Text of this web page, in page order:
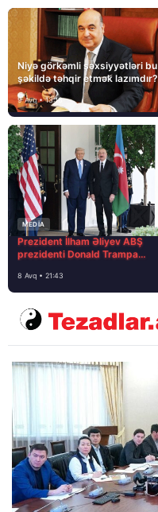
Niyə görkəmli şəxsiyyətləri bu
şəkildə təhqir etmək lazımdır?
9 Avq • 13:16
MEDİA
Prezident İlham Əliyev ABŞ
prezidenti Donald Trampa
8 Avq • 21:43